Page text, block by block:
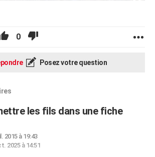
0
Posez votre question
les fils dans une fiche
2015 à 19:43
2025 à 14:51